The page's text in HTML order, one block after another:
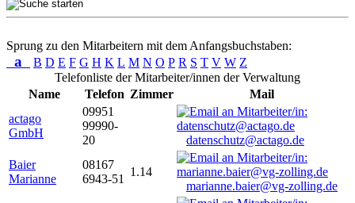
Sprung zu den Mitarbeitern mit dem Anfangsbuchstaben:
a B D E F G H K L M N O P R S T V W Z
Telefonliste der Mitarbeiter/innen der Verwaltung
Name
Telefon Zimmer
Mail
actago
GmbH
09951
99990-
20
datenschutz@actago.de
Baier
Marianne
08167
6943-51
1.14
marianne.baier@vg-zolling.de